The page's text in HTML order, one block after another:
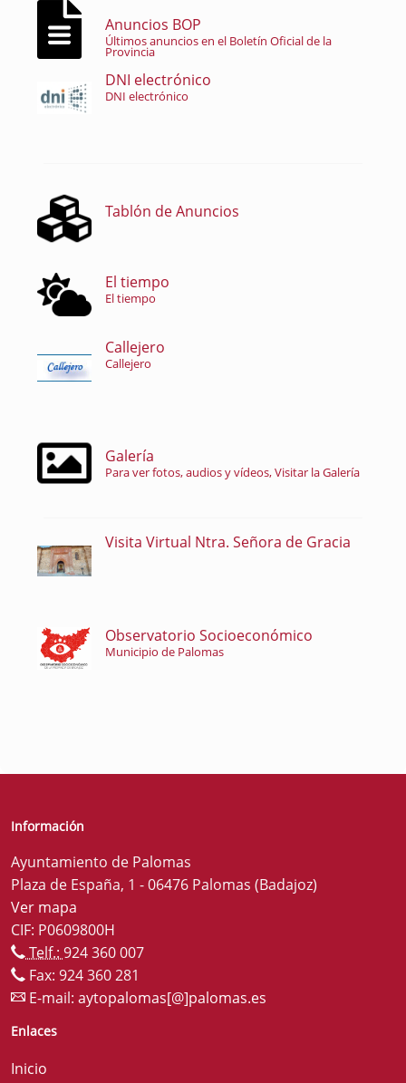
Anuncios BOP
Últimos anuncios en el Boletín Oficial de la
Provincia
DNI electrónico
DNI electrónico
Tablón de Anuncios
El tiempo
El tiempo
Callejero
Callejero
Galería
Para ver fotos, audios y vídeos, Visitar la Galería
Visita Virtual Ntra. Señora de Gracia
Observatorio Socioeconómico
Municipio de Palomas
Información
Ayuntamiento de Palomas
Plaza de España, 1 - 06476 Palomas (Badajoz)
Ver mapa
CIF: P0609800H
Telf.: 924 360 007
Fax: 924 360 281
E-mail: aytopalomas[@]palomas.es
Enlaces
Inicio